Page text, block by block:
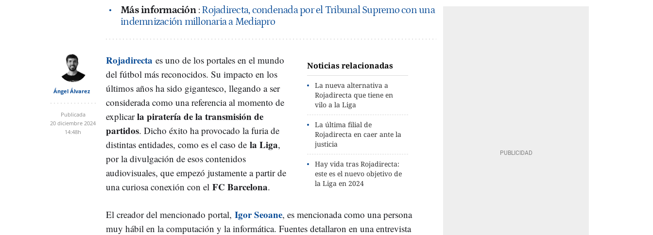
Más información :Rojadirecta, condenada por el Tribunal Supremo con una
indemnización millonaria a Mediapro
Ángel Álvarez
Publicada
20 diciembre 2024
14:48h
Noticias relacionadas
La nueva alternativa a
Rojadirecta que tiene en
vilo a la Liga
La última filial de
Rojadirecta en caer ante la
justicia
Hay vida tras Rojadirecta:
este es el nuevo objetivo de
la Liga en 2024
Rojadirecta es uno de los portales en el mundo
del fútbol más reconocidos. Su impacto en los
últimos años ha sido gigantesco, llegando a ser
considerada como una referencia al momento de
explicarla piratería de la transmisión de
partidos. Dicho éxito ha provocado la furia de
distintas entidades, como es el caso de la Liga,
por la divulgación de esos contenidos
audiovisuales, que empezó justamente a partir de
una curiosa conexión con el FC Barcelona.
El creador del mencionado portal, Igor Seoane, es mencionada como una persona
muy hábil en la computación y la informática. Fuentes detallaron en una entrevista